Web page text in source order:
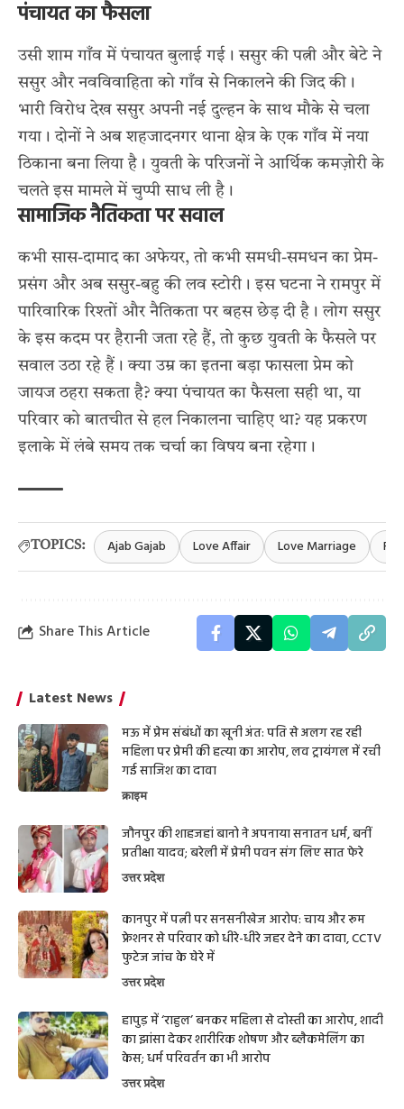
पंचायत का फैसला
उसी शाम गाँव में पंचायत बुलाई गई। ससुर की पत्नी और बेटे ने
ससुर और नवविवाहिता को गाँव से निकालने की जिद की।
भारी विरोध देख ससुर अपनी नई दुल्हन के साथ मौके से चला
गया। दोनों ने अब शहजादनगर थाना क्षेत्र के एक गाँव में नया
ठिकाना बना लिया है। युवती के परिजनों ने आर्थिक कमज़ोरी के
चलते इस मामले में चुप्पी साध ली है।
सामाजिक नैतिकता पर सवाल
कभीसास-दामाद का अफेयर, तो कभीसमधी-समधन का प्रेम-
प्रसंग और अबससुर-बहु की लव स्टोरी । इस घटना ने रामपुर में
पारिवारिक रिश्तों और नैतिकता पर बहस छेड़ दी है। लोग ससुर
के इस कदम पर हैरानी जता रहे हैं, तो कुछ युवती के फैसले पर
सवाल उठा रहे हैं। क्या उम्र का इतना बड़ा फासला प्रेम को
जायज ठहरा सकता है? क्या पंचायत का फैसला सही था, या
परिवार को बातचीत से हल निकालना चाहिए था? यह प्रकरण
इलाके में लंबे समय तक चर्चा का विषय बना रहेगा।
TOPICS: Ajab Gajab Love Affair Love Marriage
Share This Article
Latest News
मऊ में प्रेम संबंधों का खूनी अंत: पति से अलग रह रही
महिला पर प्रेमी की हत्या का आरोप, लव ट्रायंगल में रची
गई साजिश का दावा
क्राइम
जौनपुर की शाहजहां बानो ने अपनाया सनातन धर्म, बनीं
प्रतीक्षा यादव; बरेली में प्रेमी पवन संग लिए सात फेरे
उत्तर प्रदेश
कानपुर में पत्नी पर सनसनीखेज आरोप: चाय और रूम
फ्रेशनर से परिवार को धीरे-धीरे जहर देने का दावा, CCTV
फुटेज जांच के घेरे में
उत्तर प्रदेश
हापुड़ में ‘राहुल’ बनकर महिला से दोस्ती का आरोप, शादी
का झांसा देकर शारीरिक शोषण और ब्लैकमेलिंग का
केस; धर्म परिवर्तन का भी आरोप
उत्तर प्रदेश